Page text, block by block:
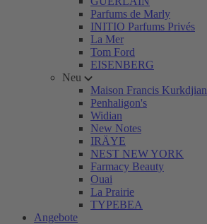
Parfums de Marly
INITIO Parfums Privés
La Mer
Tom Ford
EISENBERG
Neu
Maison Francis Kurkdjian
Penhaligon's
Widian
New Notes
IRÄYE
NEST NEW YORK
Farmacy Beauty
Ouai
La Prairie
TYPEBEA
Angebote